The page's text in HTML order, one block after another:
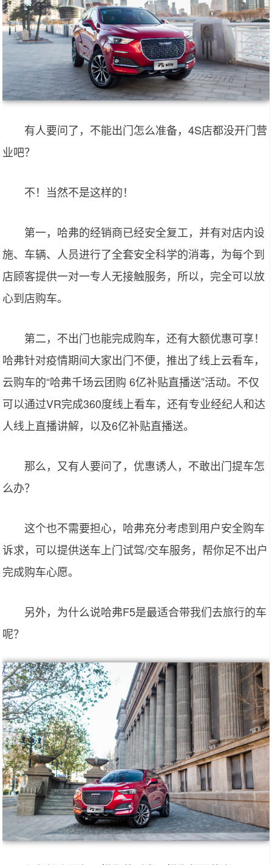
有人要问了，不能出门怎么准备，4S店都没开门营
业吧？
不！当然不是这样的！
第一，哈弗的经销商已经安全复工，并有对店内设
施、车辆、人员进行了全套安全科学的消毒，为每个到
店顾客提供一对一专人无接触服务，所以，完全可以放
心到店购车。
第二，不出门也能完成购车，还有大额优惠可享！
哈弗针对疫情期间大家出门不便，推出了线上云看车，
云购车的“哈弗千场云团购 6亿补贴直播送”活动。不仅
可以通过VR完成360度线上看车，还有专业经纪人和达
人线上直播讲解，以及6亿补贴直播送。
那么，又有人要问了，优惠诱人，不敢出门提车怎
么办？
这个也不需要担心，哈弗充分考虑到用户安全购车
诉求，可以提供送车上门试驾/交车服务，帮你足不出户
完成购车心愿。
另外，为什么说哈弗F5是最适合带我们去旅行的车
呢？